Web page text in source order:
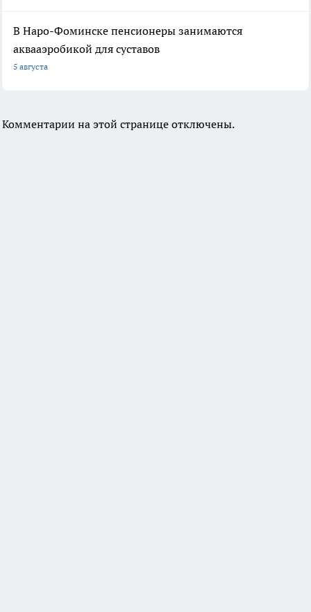
В Наро-Фоминске пенсионеры занимаются
аквааэробикой для суставов
5 августа
Комментарии на этой странице отключены.